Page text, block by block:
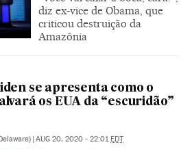
diz ex-vice de Obama, que
criticou destruição da
Amazônia
se apresenta como o
os EUA da “escuridão”
AUG 20, 2020 - 22:01 EDT